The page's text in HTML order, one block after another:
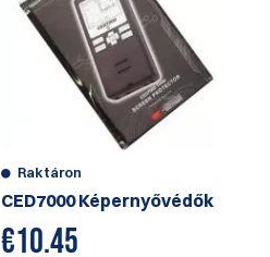
Raktáron
CED7000 Képernyővédők
€10.45